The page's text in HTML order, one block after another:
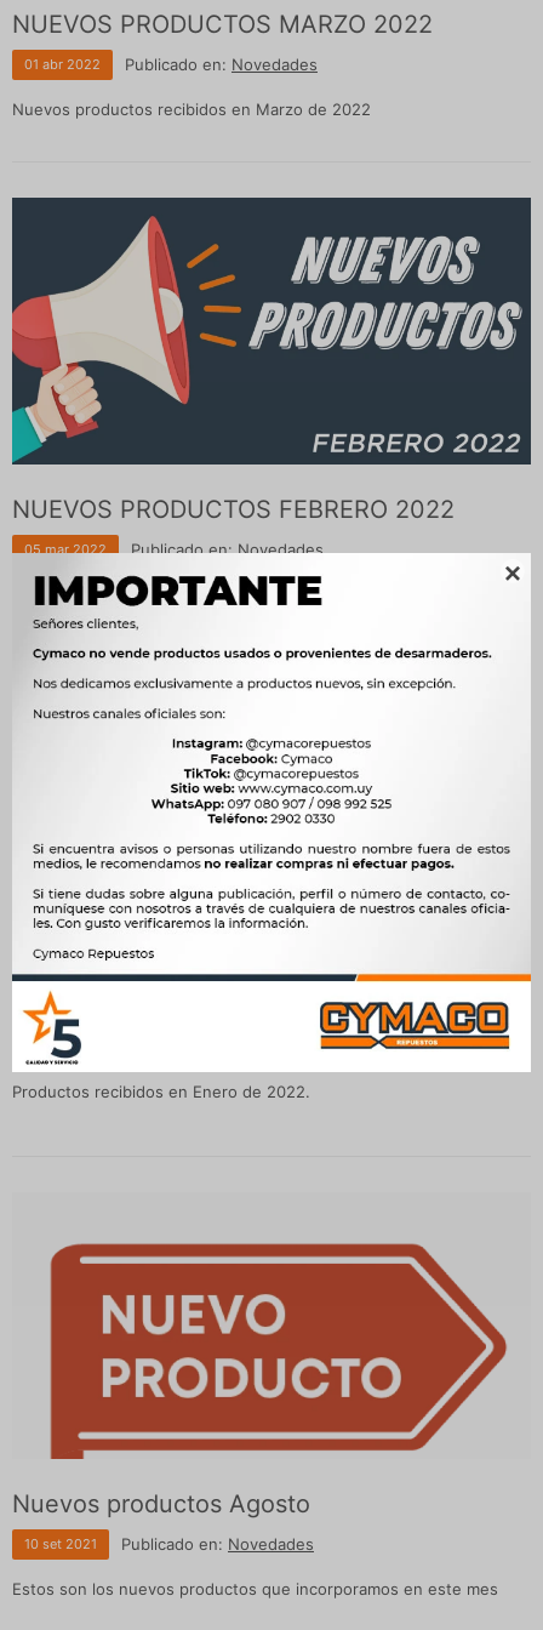

NUEVOS PRODUCTOS MARZO 2022
01 abr 2022 Publicado en: Novedades
Nuevos productos recibidos en Marzo de 2022
NUEVOS PRODUCTOS FEBRERO 2022
05 mar 2022 Publicado en:Novedades
Nuevos productos recibidos en Febrero de 2022
NUEVOS PRODUCTOS ENERO 2022
15 feb 2022
Productos recibidos en Enero de 2022.
Nuevos productos Agosto
10 set 2021 Publicado en: Novedades
Estos son los nuevos productos que incorporamos en este mes